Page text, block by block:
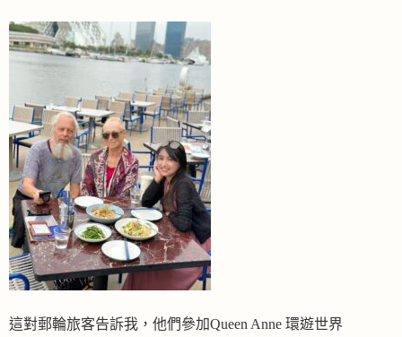
這對郵輪旅客告訴我，他們參加Queen Anne 環遊世界